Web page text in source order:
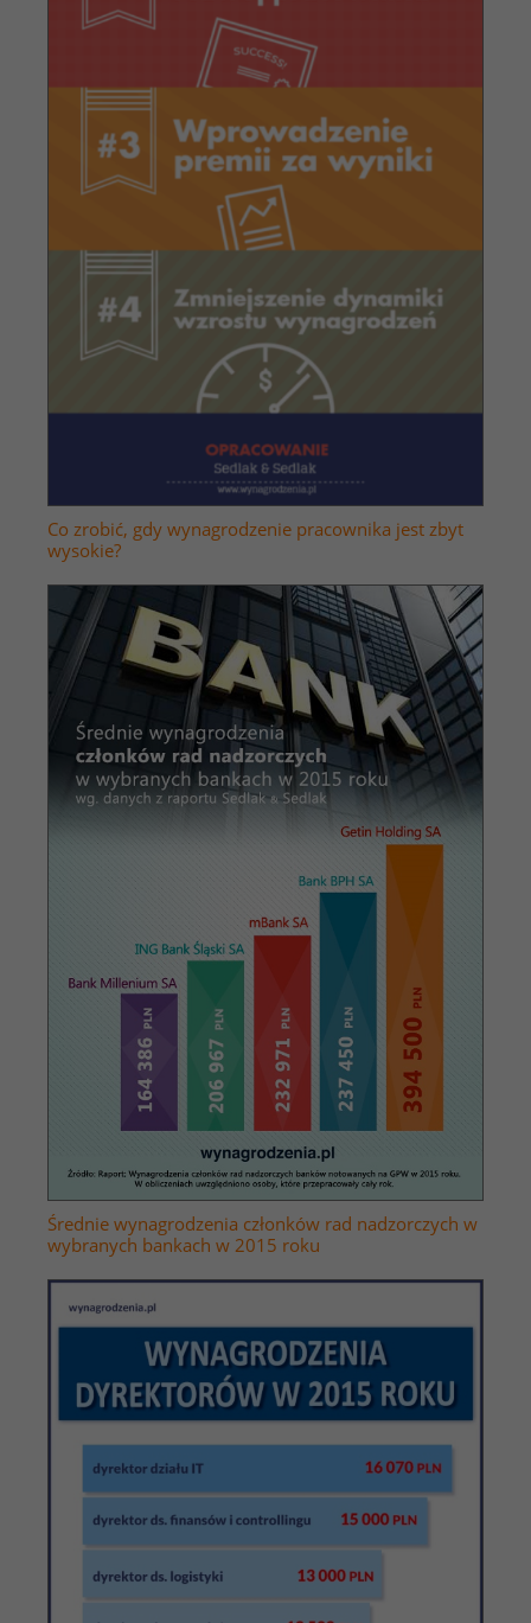
Co zrobić, gdy wynagrodzenie pracownika jest zbyt
wysokie?
Średnie wynagrodzenia członków rad nadzorczych w
wybranych bankach w 2015 roku